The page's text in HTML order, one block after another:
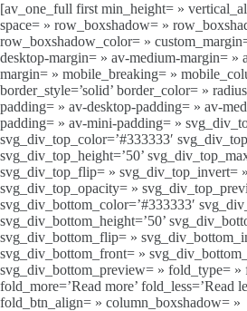
[av_one_full first min_height= »
space= » row_boxshadow= »
row_boxshadow_color= »
desktop-margin= » av-medium-margin= »
margin= » mobile_breaking= »
border_style=’solid’ border_color= »
padding= » av-desktop-padding= » av-
padding= » av-mini-padding= »
svg_div_top_color=’#333333′
svg_div_top_height=’50’
svg_div_top_flip= » svg_div_top_invert=
svg_div_top_opacity= »
svg_div_bottom_color=’#333333′
svg_div_bottom_height=’50’
svg_div_bottom_flip= »
svg_div_bottom_front= »
svg_div_bottom_preview= » fold_type= »
fold_more=’Read more’ fold_less=’Read
fold_btn_align= » column_boxshadow= »